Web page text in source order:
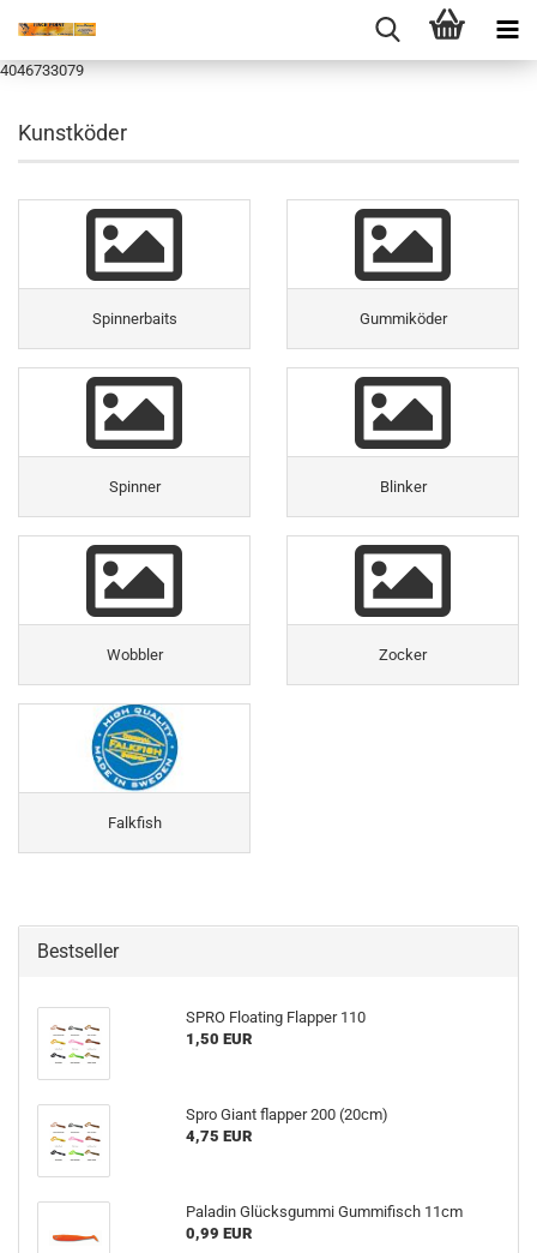
4046733079
Kunstköder
Spinnerbaits Gummiköder
Spinner Blinker
Wobbler Zocker
Falkfish
Bestseller
SPRO Floating Flapper 110
1,50 EUR
Spro Giant flapper 200 (20cm)
4,75 EUR
Paladin Glücksgummi Gummifisch 11cm
0,99 EUR